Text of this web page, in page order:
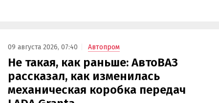
09 августа 2026, 07:40 Автопром
Не такая, как раньше: АвтоВАЗ
рассказал, как изменилась
механическая коробка передач